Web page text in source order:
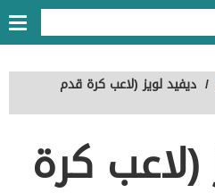
/ ديفيد لويز (لاعب كرة قدم
(لاعب كرة